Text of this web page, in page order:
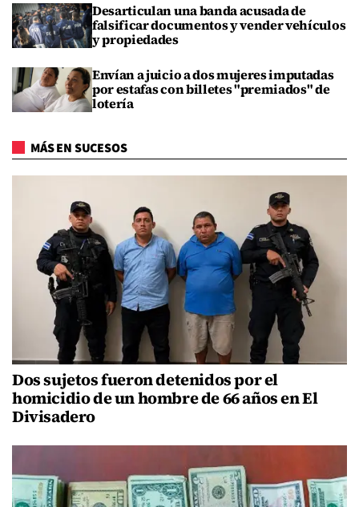
Desarticulan una banda acusada de
falsificar documentos y vender vehículos
y propiedades
Envían a juicio a dos mujeres imputadas
por estafas con billetes "premiados" de
lotería
MÁS EN SUCESOS
Dos sujetos fueron detenidos por el
homicidio de un hombre de 66 años en El
Divisadero